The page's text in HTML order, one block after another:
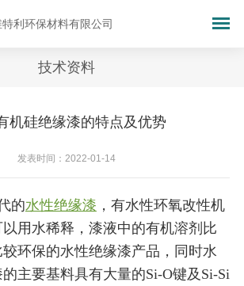
利环保材料有限公司
技术资料
机硅绝缘漆的特点及优势
发表时间：2022-01-14
的水性绝缘漆 ，有水性环氧改性机
用水稀释，漆液中的有机溶剂比
环保的水性绝缘漆产品，同时水
主要基料具有大量的Si-O键及Si-Si